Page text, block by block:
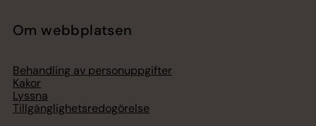
Om webbplatsen
Behandling av personuppgifter
Kakor
Lyssna
Tillgänglighetsredogörelse